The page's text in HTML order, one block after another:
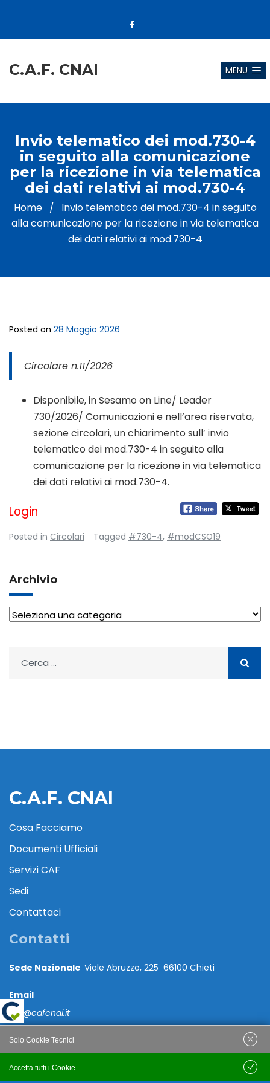
C.A.F. CNAI MENU
Invio telematico dei mod.730-4
in seguito alla comunicazione
per la ricezione in via telematica
dei dati relativi ai mod.730-4
Home/ Invio telematico dei mod.730-4 in seguito
alla comunicazione per la ricezione in via telematica
dei dati relativi ai mod.730-4
Posted on 28 Maggio 2026
Circolare n.11/2026
Disponibile, in Sesamo on Line/ Leader
730/2026/ Comunicazioni e nell’area riservata,
sezione circolari, un chiarimento sull’ invio
telematico dei mod.730-4 in seguito alla
comunicazione per la ricezione in via telematica
dei dati relativi ai mod.730-4.
Login
Posted in Circolari Tagged #730-4, #modCSO19
Archivio
Archivio
per:
C.A.F. CNAI
Cosa Facciamo
Documenti Ufficiali
Servizi CAF
Sedi
Contattaci
Contatti
Sede Nazionale Viale Abruzzo, 225 66100 Chieti
Email
caf@cafcnai.it
Posta Certificata
Accetta tutti i Cookie
Solo Cookie Tecnici
Salva